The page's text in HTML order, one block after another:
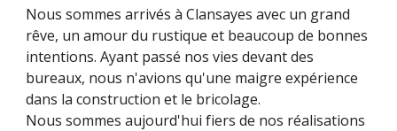
Nous sommes arrivés à Clansayes avec un grand
rêve, un amour du rustique et beaucoup de bonnes
intentions. Ayant passé nos vies devant des
bureaux, nous n'avions qu'une maigre expérience
dans la construction et le bricolage.
Nous sommes aujourd'hui fiers de nos réalisations